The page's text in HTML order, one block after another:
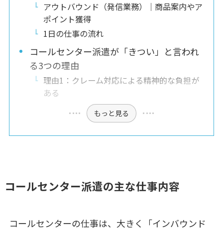
アウトバウンド（発信業務）｜商品案内やア
ポイント獲得
1日の仕事の流れ
コールセンター派遣が「きつい」と言われ
る3つの理由
理由1：クレーム対応による精神的な負担が
ある
もっと見る
コールセンター派遣の主な仕事内容
コールセンターの仕事は、大きく「インバウンド